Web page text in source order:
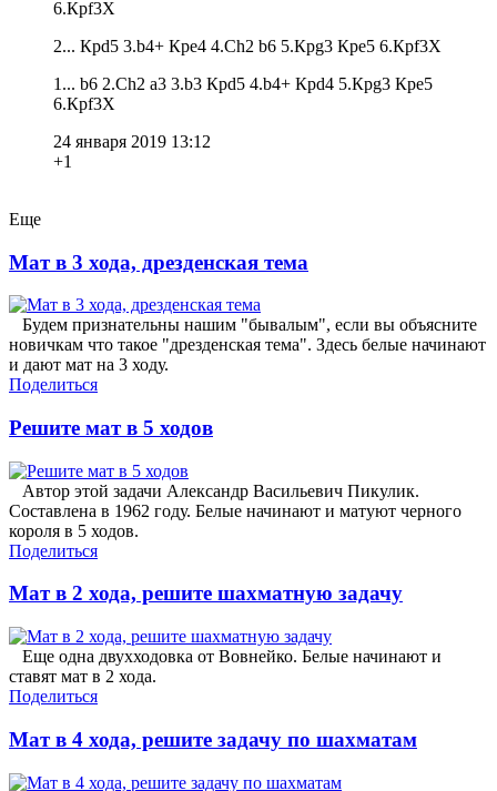
6.Крf3X
2... Крd5 3.b4+ Крe4 4.Сh2 b6 5.Крg3 Крe5 6.Крf3X
1... b6 2.Сh2 a3 3.b3 Крd5 4.b4+ Крd4 5.Крg3 Крe5
6.Крf3X
24 января 2019 13:12
+1
Еще
Мат в 3 хода, дрезденская тема
Будем признательны нашим "бывалым", если вы объясните
новичкам что такое "дрезденская тема". Здесь белые начинают
и дают мат на 3 ходу.
Поделиться
Решите мат в 5 ходов
Автор этой задачи Александр Васильевич Пикулик.
Составлена в 1962 году. Белые начинают и матуют черного
короля в 5 ходов.
Поделиться
Мат в 2 хода, решите шахматную задачу
Еще одна двухходовка от Вовнейко. Белые начинают и
ставят мат в 2 хода.
Поделиться
Мат в 4 хода, решите задачу по шахматам